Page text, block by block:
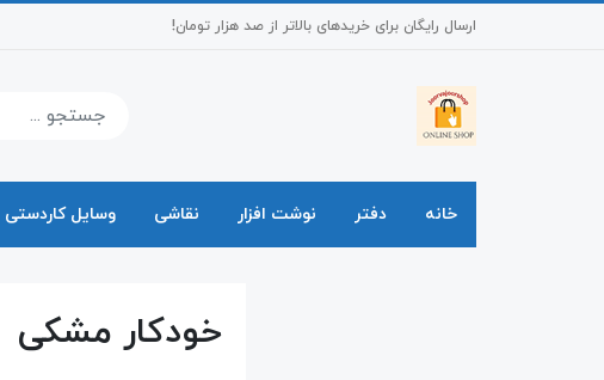
ارسال رایگان برای خریدهای بالاتر از صد هزار تومان!
خانه دفتر نوشت افزار نقاشی وسایل کاردستی
خودکار مشکی